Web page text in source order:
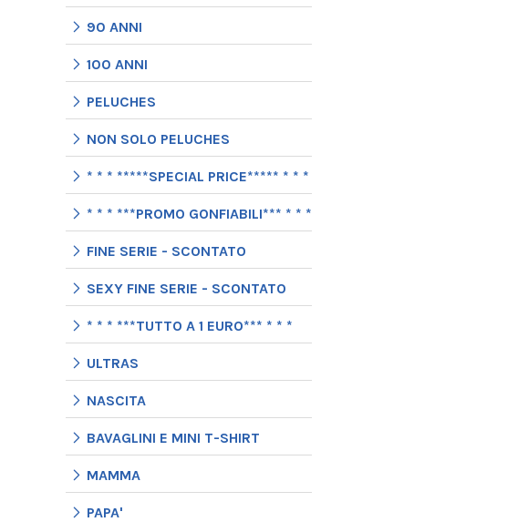
90 ANNI
100 ANNI
PELUCHES
NON SOLO PELUCHES
* * * *****SPECIAL PRICE***** * * *
* * * ***PROMO GONFIABILI*** * * *
FINE SERIE - SCONTATO
SEXY FINE SERIE - SCONTATO
* * * ***TUTTO A 1 EURO*** * * *
ULTRAS
NASCITA
BAVAGLINI E MINI T-SHIRT
MAMMA
PAPA'